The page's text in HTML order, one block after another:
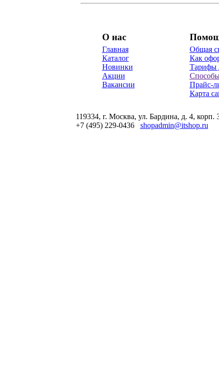
О нас
Главная
Каталог
Новинки
Акции
Вакансии
Общая
Как
Тарифы
Прайс-
Карта
119334, г. Москва, ул. Бардина, д. 4, корп.
+7 (495) 229-0436 shopadmin@itshop.ru